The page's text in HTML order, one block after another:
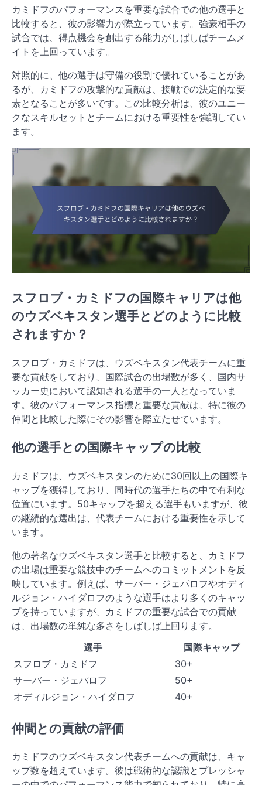
カミドフのパフォーマンスを重要な試合での他の選手と
比較すると、彼の影響力が際立っています。強豪相手の
試合では、得点機会を創出する能力がしばしばチームメ
イトを上回っています。
対照的に、他の選手は守備の役割で優れていることがあ
るが、カミドフの攻撃的な貢献は、接戦での決定的な要
素となることが多いです。この比較分析は、彼のユニー
クなスキルセットとチームにおける重要性を強調してい
ます。
スフロブ・カミドフの国際キャリアは他
のウズベキスタン選手とどのように比較
されますか？
スフロブ・カミドフは、ウズベキスタン代表チームに重
要な貢献をしており、国際試合の出場数が多く、国内サ
ッカー史において認知される選手の一人となっていま
す。彼のパフォーマンス指標と重要な貢献は、特に彼の
仲間と比較した際にその影響を際立たせています。
他の選手との国際キャップの比較
カミドフは、ウズベキスタンのために30回以上の国際キ
ャップを獲得しており、同時代の選手たちの中で有利な
位置にいます。50キャップを超える選手もいますが、彼
の継続的な選出は、代表チームにおける重要性を示して
います。
他の著名なウズベキスタン選手と比較すると、カミドフ
の出場は重要な競技中のチームへのコミットメントを反
映しています。例えば、サーバー・ジェパロフやオディ
ルジョン・ハイダロフのような選手はより多くのキャッ
プを持っていますが、カミドフの重要な試合での貢献
は、出場数の単純な多さをしばしば上回ります。
選手
国際キャップ
スフロブ・カミドフ
30+
サーバー・ジェパロフ
50+
オディルジョン・ハイダロフ
40+
仲間との貢献の評価
カミドフのウズベキスタン代表チームへの貢献は、キャ
ップ数を超えています。彼は戦術的な認識とプレッシャ